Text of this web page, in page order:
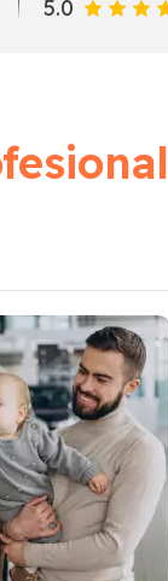
5.0